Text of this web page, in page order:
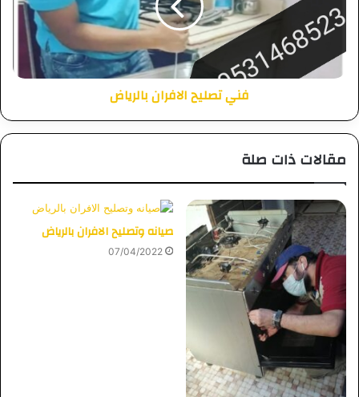
فني تصليح الافران بالرياض
مقالات ذات صلة
صيانه وتصليح الافران بالرياض
07/04/2022